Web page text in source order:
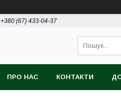
+380 (67) 433-04-37
ПРО НАС КОНТАКТИ